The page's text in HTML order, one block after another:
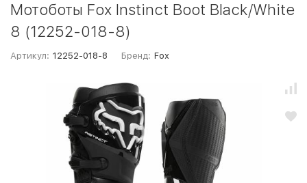
Мотоботы Fox Instinct Boot Black/White
8 (12252-018-8)
Артикул: 12252-018-8 Бренд: Fox